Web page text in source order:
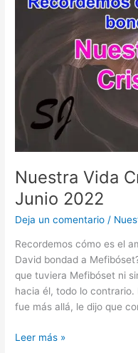
Nuestra Vida
Junio 2022
Deja un comentario /
Recordemos cómo es el
David bondad a
que tuviera Mefibóset ni
hacia él, todo lo
fue más allá, le dijo que
Nuestra
Leer más »